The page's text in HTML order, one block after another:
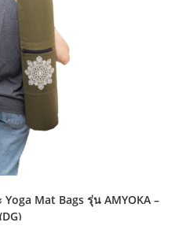
Mat Bags รุ่น AMYOKA –
(DG)